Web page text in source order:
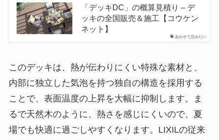
あわせて読みたい
「デッキDC」の概算見積り – デ
ッキの全国販売＆施工【コウケン
ネット】
このデッキは、熱が伝わりにくい特殊な素材と、
内部に独立した気泡を持つ独自の構造を採用する
ことで、表面温度の上昇を大幅に抑制します。ま
るで天然木のように、熱さを感じにくいので、夏
場でも快適に過ごしやすくなります。LIXILの従来